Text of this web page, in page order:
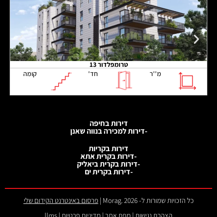
טרומפלדור 13
מ''ר
חד' קומה
דירות בחיפה
-דירות למכירה בנווה שאנן
דירות בקריות
-דירות בקרית אתא
-דירות בקרית ביאליק
-דירות בקרית ים
כל הזכויות שמורות ל- 2026 .Morag |
פרסום באינטרנט הקידום שלי